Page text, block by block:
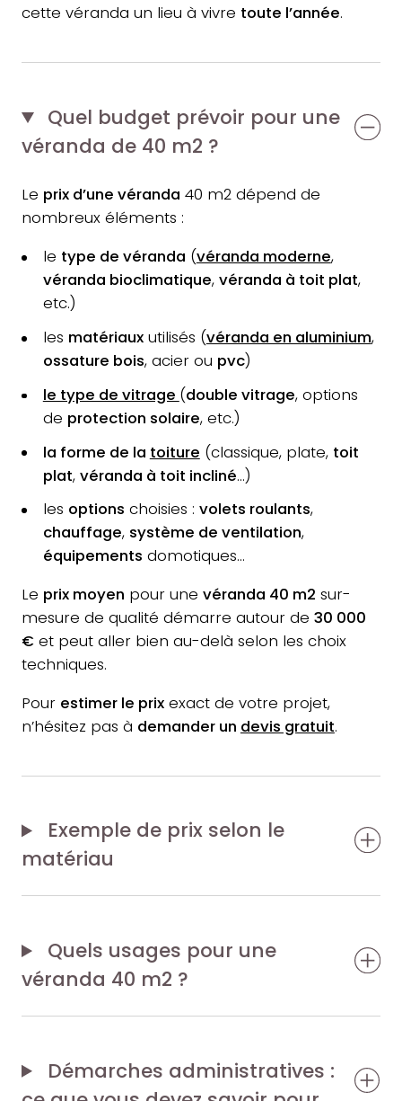
cette véranda un lieu à vivre toute l’année.
Quel budget prévoir pour une
véranda de 40 m2 ?
Le prix d’une véranda 40 m2 dépend de
nombreux éléments :
le type de véranda (véranda moderne,
véranda bioclimatique, véranda à toit plat,
etc.)
les matériauxutilisés (véranda en aluminium,
ossature bois, acier ou pvc)
le type de vitrage (double vitrage, options
de protection solaire, etc.)
la forme de la toiture (classique, plate, toit
plat, véranda à toit incliné…)
les options choisies : volets roulants,
chauffage, système de ventilation,
équipements domotiques…
Le prix moyen pour une véranda 40 m2 sur-
mesure de qualité démarre autour de 30 000
€et peut aller bien au-delà selon les choix
techniques.
Pour estimer le prixexact de votre projet,
n’hésitez pas à demander un devis gratuit.
Exemple de prix selon le
matériau
Quels usages pour une
véranda 40 m2 ?
Démarches administratives :